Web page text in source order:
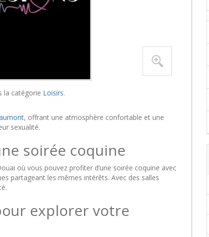
la catégorie Loisirs.
, offrant une atmosphère confortable et une
sexualité.
soirée coquine
où vous pouvez profiter d’une soirée coquine avec
partageant les mêmes intérêts. Avec des salles
explorer votre